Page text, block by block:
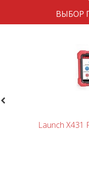
ВЫБОР
Launch X431